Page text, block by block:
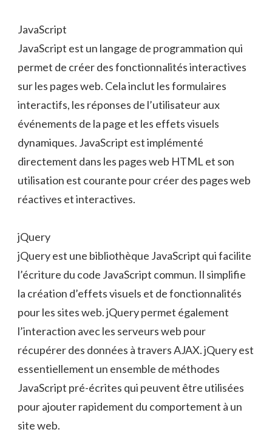
JavaScript
JavaScript est un langage de programmation qui
permet de créer des fonctionnalités interactives
sur les pages web. Cela inclut les formulaires
interactifs, les réponses de l’utilisateur aux
événements de la page et les effets visuels
dynamiques. JavaScript est implémenté
directement dans les pages web HTML et son
utilisation est courante pour créer des pages web
réactives et interactives.
jQuery
jQuery est une bibliothèque JavaScript qui facilite
l’écriture du code JavaScript commun. Il simplifie
la création d’effets visuels et de fonctionnalités
pour les sites web. jQuery permet également
l’interaction avec les serveurs web pour
récupérer des données à travers AJAX. jQuery est
essentiellement un ensemble de méthodes
JavaScript pré-écrites qui peuvent être utilisées
pour ajouter rapidement du comportement à un
site web.